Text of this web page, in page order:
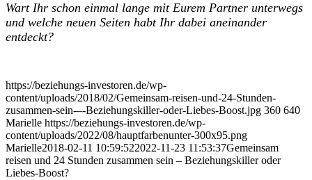
Wart Ihr schon einmal lange mit Eurem Partner unterwegs
und welche neuen Seiten habt Ihr dabei aneinander
entdeckt?
https://beziehungs-investoren.de/wp-
content/uploads/2018/02/Gemeinsam-reisen-und-24-Stunden-
zusammen-sein-–-Beziehungskiller-oder-Liebes-Boost.jpg 360 640
Marielle https://beziehungs-investoren.de/wp-
content/uploads/2022/08/hauptfarbenunter-300x95.png
Marielle2018-02-11 10:59:522022-11-23 11:53:37Gemeinsam
reisen und 24 Stunden zusammen sein – Beziehungskiller oder
Liebes-Boost?